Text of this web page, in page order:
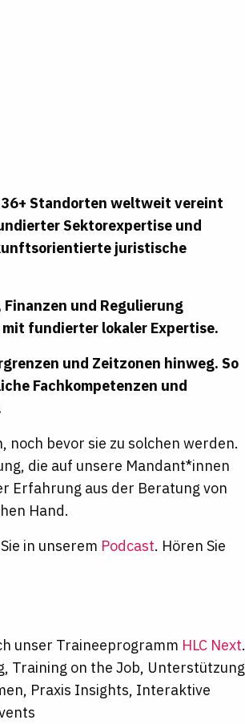
Standorten weltweit vereint
Sektorexpertise und
juristische
und Regulierung
fundierter lokaler Expertise.
und Zeitzonen hinweg. So
Fachkompetenzen und
bevor sie zu solchen werden.
die auf unsere Mandant*innen
Erfahrung aus der Beratung von
Hand.
in unserem Podcast. Hören Sie
unser Traineeprogramm HLC Next.
Training on the Job, Unterstützung
Praxis Insights, Interaktive